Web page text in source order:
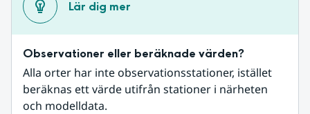
Lär dig mer
Observationer eller beräknade värden?
Alla orter har inte observationsstationer, istället
beräknas ett värde utifrån stationer i närheten
och modelldata.